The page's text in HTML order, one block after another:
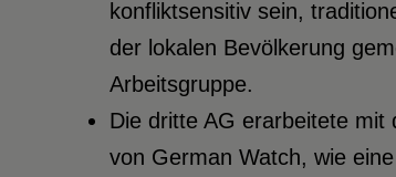
konfliktsensitiv sein,
der lokalen Bevölkerung
Arbeitsgruppe.
Die dritte AG erarbeitete mit
von German Watch, wie